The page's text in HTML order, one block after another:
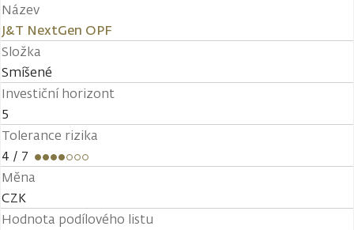
Název
J&T NextGen OPF
Složka
Smíšené
Investiční horizont
5
Tolerance rizika
4 / 7
Měna
CZK
Hodnota podílového listu